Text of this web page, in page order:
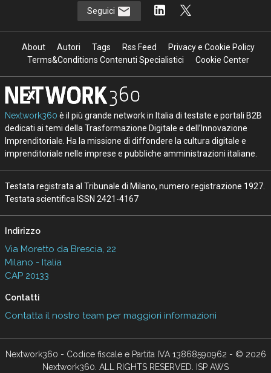
Seguici
About Autori Tags Rss Feed
Privacy e Cookie Policy
Terms&Conditions Contenuti Specialistici
Cookie Center
Nextwork360 è il più grande network in Italia di testate e portali B2B
dedicati ai temi della Trasformazione Digitale e dell’Innovazione
Imprenditoriale. Ha la missione di diffondere la cultura digitale e
imprenditoriale nelle imprese e pubbliche amministrazioni italiane.
Testata registrata al Tribunale di Milano, numero registrazione 1927.
Testata scientifica ISSN 2421-4167
Indirizzo
Via Moretto da Brescia, 22
Milano - Italia
CAP 20133
Contatti
Contatta il nostro team per maggiori informazioni
Nextwork360 - Codice fiscale e Partita IVA 13868590962 - © 2026
Nextwork360. ALL RIGHTS RESERVED. ISP AWS